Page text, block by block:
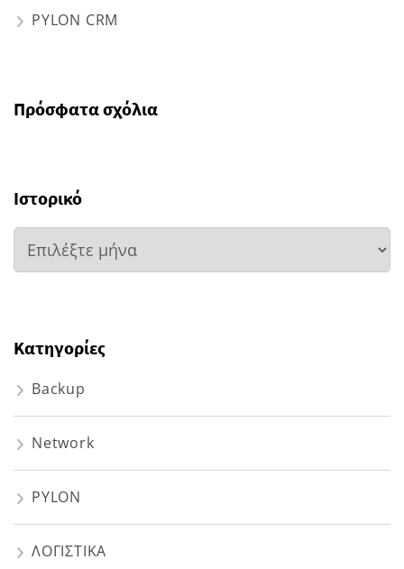
PYLON CRM
Πρόσφατα σχόλια
Ιστορικό
Ιστορικό
Kατηγορίες
Backup
Network
PYLON
ΛΟΓΙΣΤΙΚΑ